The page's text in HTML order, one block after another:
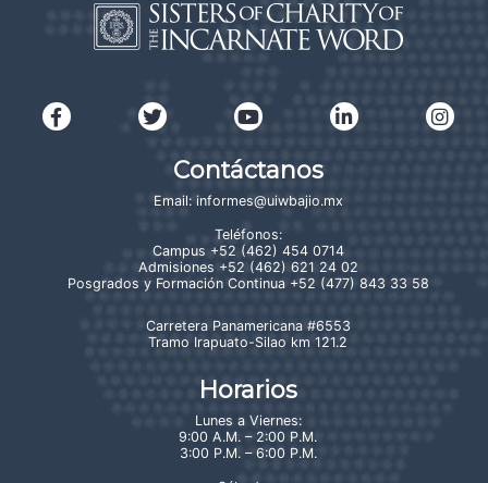
Contáctanos
Email: informes@uiwbajio.mx
Teléfonos:
Campus +52 (462) 454 0714
Admisiones +52 (462) 621 24 02
Posgrados y Formación Continua +52 (477) 843 33 58
Carretera Panamericana #6553
Tramo Irapuato-Silao km 121.2
Horarios
Lunes a Viernes:
9:00 A.M. – 2:00 P.M.
3:00 P.M. – 6:00 P.M.